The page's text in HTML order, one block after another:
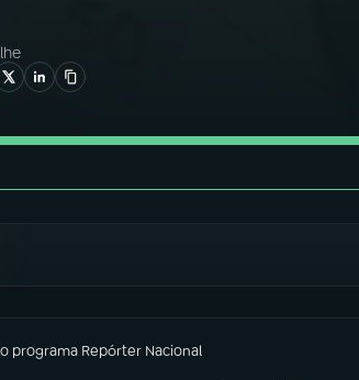
Facebook
programa Repórter Nacional